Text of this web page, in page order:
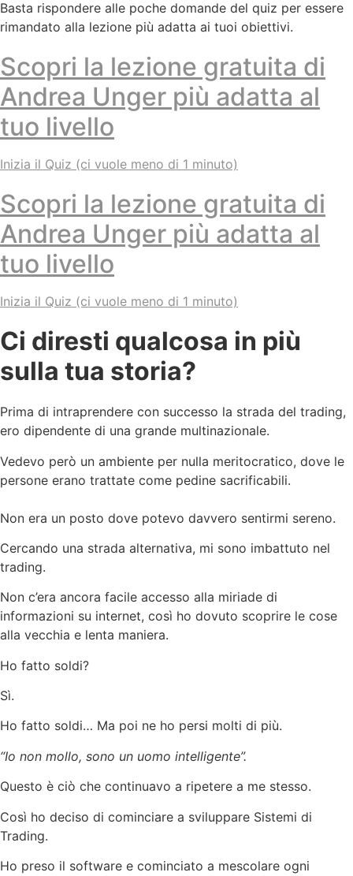
Basta rispondere alle poche domande del quiz per essere
rimandato alla lezione più adatta ai tuoi obiettivi.
Scopri la lezione gratuita di
Andrea Unger più adatta al
tuo livello
Inizia il Quiz (ci vuole meno di 1 minuto)
Scopri la lezione gratuita di
Andrea Unger più adatta al
tuo livello
Inizia il Quiz (ci vuole meno di 1 minuto)
Ci diresti qualcosa in più
sulla tua storia?
Prima di intraprendere con successo la strada del trading,
ero dipendente di una grande multinazionale.
Vedevo però un ambiente per nulla meritocratico, dove le
persone erano trattate come pedine sacrificabili.
Non era un posto dove potevo davvero sentirmi sereno.
Cercando una strada alternativa, mi sono imbattuto nel
trading.
Non c’era ancora facile accesso alla miriade di
informazioni su internet, così ho dovuto scoprire le cose
alla vecchia e lenta maniera.
Ho fatto soldi?
Sì.
Ho fatto soldi… Ma poi ne ho persi molti di più.
“Io non mollo, sono un uomo intelligente”.
Questo è ciò che continuavo a ripetere a me stesso.
Così ho deciso di cominciare a sviluppare Sistemi di
Trading.
Ho preso il software e cominciato a mescolare ogni